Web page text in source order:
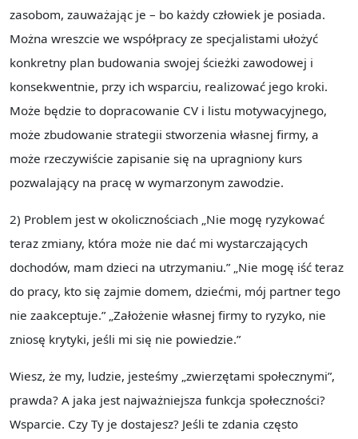
zasobom, zauważając je – bo każdy człowiek je posiada.
Można wreszcie we współpracy ze specjalistami ułożyć
konkretny plan budowania swojej ścieżki zawodowej i
konsekwentnie, przy ich wsparciu, realizować jego kroki.
Może będzie to dopracowanie CV i listu motywacyjnego,
może zbudowanie strategii stworzenia własnej firmy, a
może rzeczywiście zapisanie się na upragniony kurs
pozwalający na pracę w wymarzonym zawodzie.
2) Problem jest w okolicznościach „Nie mogę ryzykować
teraz zmiany, która może nie dać mi wystarczających
dochodów, mam dzieci na utrzymaniu.” „Nie mogę iść teraz
do pracy, kto się zajmie domem, dziećmi, mój partner tego
nie zaakceptuje.” „Założenie własnej firmy to ryzyko, nie
zniosę krytyki, jeśli mi się nie powiedzie.”
Wiesz, że my, ludzie, jesteśmy „zwierzętami społecznymi”,
prawda? A jaka jest najważniejsza funkcja społeczności?
Wsparcie. Czy Ty je dostajesz? Jeśli te zdania często